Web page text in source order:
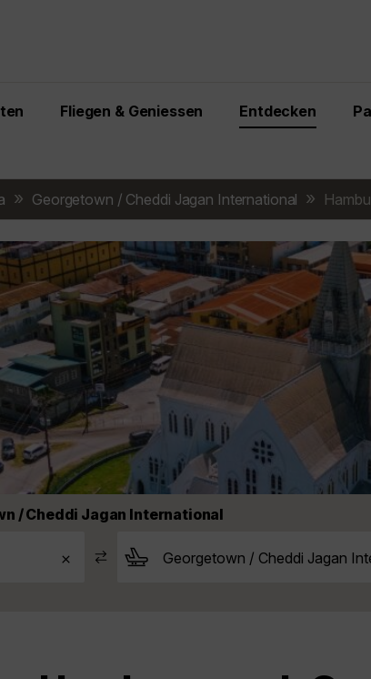
Fliegen & Geniessen Entdecken
Georgetown / Cheddi Jagan International
/ Cheddi Jagan International